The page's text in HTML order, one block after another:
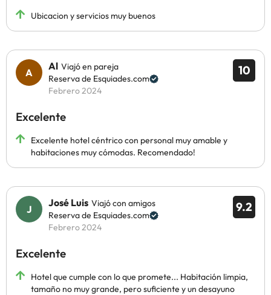
Ubicacion y servicios muy buenos
10
Al Viajó en pareja
Reserva de Esquiades.com
Febrero 2024
Excelente
Excelente hotel céntrico con personal muy amable y
habitaciones muy cómodas. Recomendado!
9.2
José Luis Viajó con amigos
Reserva de Esquiades.com
Febrero 2024
Excelente
Hotel que cumple con lo que promete... Habitación limpia,
tamaño no muy grande, pero suficiente y un desayuno